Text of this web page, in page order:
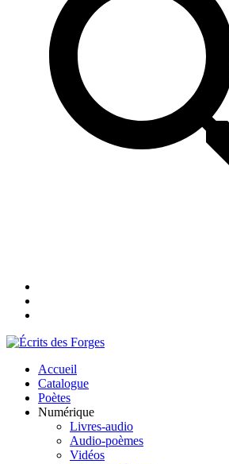
Accueil
Catalogue
Poètes
Numérique
Livres-audio
Audio-poèmes
Vidéos